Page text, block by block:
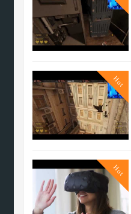
Hot
Hot